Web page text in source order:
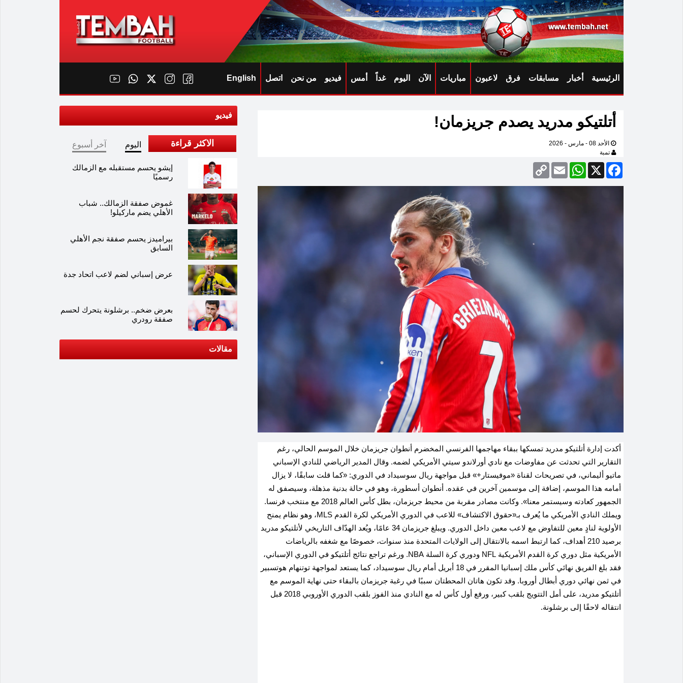
الرئيسية أخبار مسابقات فرق لاعبون مباريات الآن اليوم غداً أمس فيديو من نحن اتصل English
أتلتيكو مدريد يصدم جريزمان!
الأحد 08 - مارس - 2026
تمبة
Facebook
X
WhatsApp
Email
Copy
Link
أكدت إدارة أتلتيكو مدريد تمسكها ببقاء مهاجمها الفرنسي المخضرم أنطوان جريزمان خلال الموسم الحالي، رغم
التقارير التي تحدثت عن مفاوضات مع نادي أورلاندو سيتي الأمريكي لضمه. وقال المدير الرياضي للنادي الإسباني
ماتيو أليماني، في تصريحات لقناة «موفيستار+» قبل مواجهة ريال سوسيداد في الدوري: «كما قلت سابقًا، لا يزال
أمامه هذا الموسم، إضافة إلى موسمين آخرين في عقده. أنطوان أسطورة، وهو في حالة بدنية مذهلة، وسيصفق له
الجمهور كعادته وسيستمر معنا». وكانت مصادر مقربة من محيط جريزمان، بطل كأس العالم 2018 مع منتخب فرنسا.
ويملك النادي الأمريكي ما يُعرف بـ«حقوق الاكتشاف» للاعب في الدوري الأمريكي لكرة القدم MLS، وهو نظام يمنح
الأولوية لنادٍ معين للتفاوض مع لاعب معين داخل الدوري. ويبلغ جريزمان 34 عامًا، ويُعد الهدّاف التاريخي لأتلتيكو مدريد
برصيد 210 أهداف، كما ارتبط اسمه بالانتقال إلى الولايات المتحدة منذ سنوات، خصوصًا مع شغفه بالرياضات
الأمريكية مثل دوري كرة القدم الأمريكية NFL ودوري كرة السلة NBA. ورغم تراجع نتائج أتلتيكو في الدوري الإسباني،
فقد بلغ الفريق نهائي كأس ملك إسبانيا المقرر في 18 أبريل أمام ريال سوسيداد، كما يستعد لمواجهة توتنهام هوتسبير
في ثمن نهائي دوري أبطال أوروبا. وقد تكون هاتان المحطتان سببًا في رغبة جريزمان بالبقاء حتى نهاية الموسم مع
أتلتيكو مدريد، على أمل التتويج بلقب كبير، ورفع أول كأس له مع النادي منذ الفوز بلقب الدوري الأوروبي 2018 قبل
انتقاله لاحقًا إلى برشلونة.
فيديو
الاكثر قراءة اليوم آخر أسبوع
إيشو يحسم مستقبله مع الزمالك
رسميًا
غموض صفقة الزمالك.. شباب
الأهلي يضم ماركيلو!
بيراميدز يحسم صفقة نجم الأهلي
السابق
عرض إسباني لضم لاعب اتحاد جدة
بعرض ضخم.. برشلونة يتحرك لحسم
صفقة رودري
مقالات